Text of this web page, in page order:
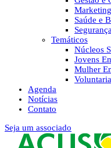
Marketing
Saúde e
Temáticos
Núcleos
Jovens
Mulher
Agenda
Notícias
Contato
Seja um associado